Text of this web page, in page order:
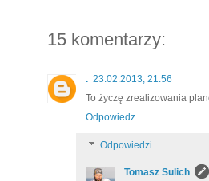
15 komentarzy:
. 23.02.2013, 21:56
To życzę zrealizowania
Odpowiedz
Odpowiedzi
Tomasz Sulich